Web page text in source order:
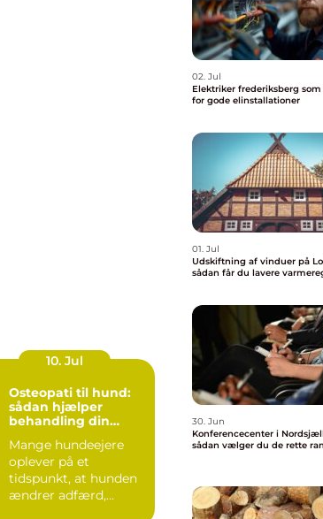
10. Jul
Osteopati til hund:
sådan hjælper
behandling din
Mange hundeejere
oplever på et
tidspunkt, at hunden
ændrer adfærd,
02. Jul
Elektriker frederiksberg
for gode elinstallationer
01. Jul
Udskiftning af vinduer på
sådan får du lavere
30. Jun
Konferencecenter i
sådan vælger du de rette